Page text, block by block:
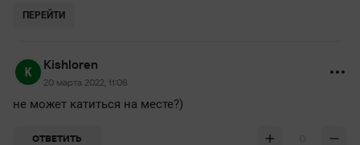
ПЕРЕЙТИ
Kishloren
20 марта 2022, 11:06
не может катиться на месте?)
ОТВЕТИТЬ